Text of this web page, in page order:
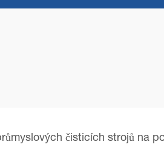
čisticích strojů na